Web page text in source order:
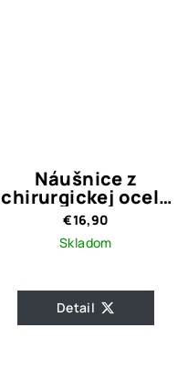
Náušnice z
chirurgickej ocele
Tiffany
€16,90
Skladom
Detail